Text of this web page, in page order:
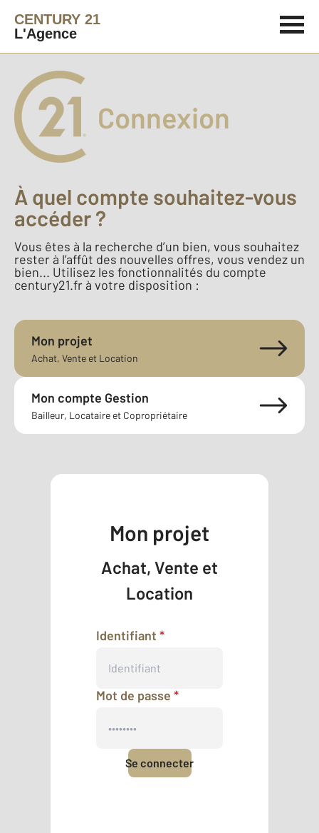
CENTURY 21
L'Agence
Connexion
À quel compte souhaitez-vous
accéder ?
Vous êtes à la recherche d’un bien, vous souhaitez
rester à l’affût des nouvelles offres, vous vendez un
bien... Utilisez les fonctionnalités du compte
century21.fr à votre disposition :
Mon projet
Achat, Vente et Location
Mon compte Gestion
Bailleur, Locataire et Copropriétaire
Mon projet
Achat, Vente et
Location
Identifiant *
Mot de passe *
Se connecter